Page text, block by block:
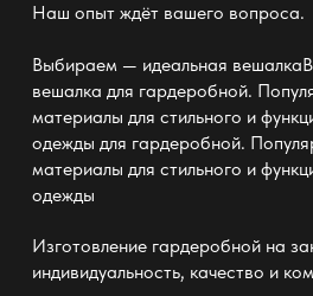
Наш опыт ждёт вашего вопроса.
Выбираем — идеальная вешалка
вешалка для гардеробной.
материалы для стильного и
одежды для гардеробной.
материалы для стильного и
одежды
Изготовление гардеробной на
индивидуальность, качество и